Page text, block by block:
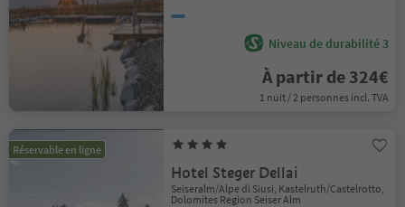
Niveau de durabilité 3
À partir de 324€
1 nuit / 2 personnes incl. TVA
Réservable en ligne
Hotel Steger Dellai
Seiseralm/Alpe di Siusi, Kastelruth/Castelrotto,
Dolomites Region Seiser Alm